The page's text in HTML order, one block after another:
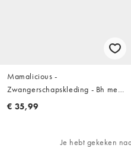
Mamalicious -
Zwangerschapskleding - Bh met
borstvoedingsfunctie met kant in
€ 35,99
Je hebt gekeken